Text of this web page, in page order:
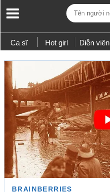
Ca sĩ Hot girl Diễn viên